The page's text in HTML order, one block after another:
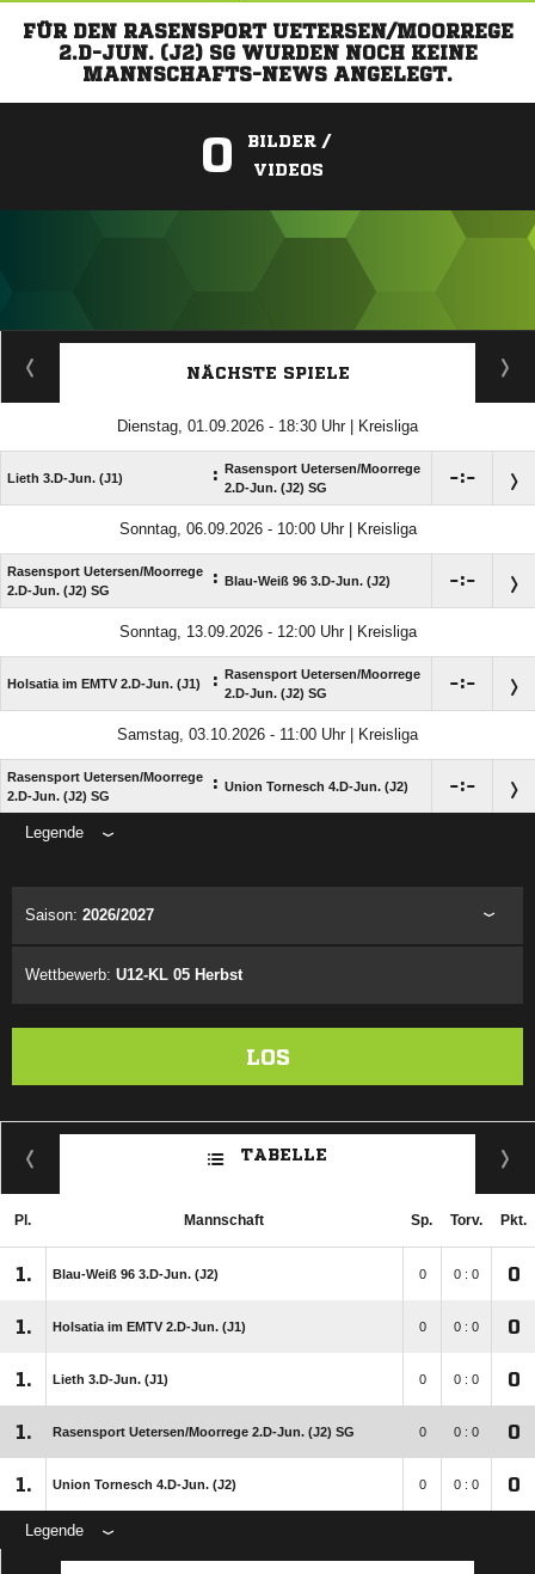
FÜR DEN RASENSPORT UETERSEN/MOORREGE
2.D-JUN. (J2) SG WURDEN NOCH KEINE
MANNSCHAFTS-NEWS ANGELEGT.
0
BILDER /
VIDEOS
ANZEIGE
NÄCHSTE SPIELE
Dienstag, 01.09.2026 - 18:30 Uhr | Kreisliga
Lieth 3.D-Jun. (J1) :
Rasensport Uetersen/​Moorrege
2.D-Jun. (J2) SG
:
Sonntag, 06.09.2026 - 10:00 Uhr | Kreisliga
Rasensport Uetersen/​Moorrege
2.D-Jun. (J2) SG
: Blau-Weiß 96 3.D-Jun. (J2) :
Sonntag, 13.09.2026 - 12:00 Uhr | Kreisliga
Holsatia im EMTV 2.D-Jun. (J1) :
Rasensport Uetersen/​Moorrege
2.D-Jun. (J2) SG
:
Samstag, 03.10.2026 - 11:00 Uhr | Kreisliga
Rasensport Uetersen/​Moorrege
2.D-Jun. (J2) SG
: Union Tornesch 4.D-Jun. (J2) :
Legende
Saison: 2026/2027
Wettbewerb: U12-KL 05 Herbst
LOS
TABELLE
Pl. Mannschaft Sp. Torv. Pkt.
1. Blau-Weiß 96 3.D-Jun. (J2) 0 0 : 0 0
1. Holsatia im EMTV 2.D-Jun. (J1) 0 0 : 0 0
1. Lieth 3.D-Jun. (J1) 0 0 : 0 0
1. Rasensport Uetersen/​Moorrege 2.D-Jun. (J2) SG 0 0 : 0 0
1. Union Tornesch 4.D-Jun. (J2) 0 0 : 0 0
Legende